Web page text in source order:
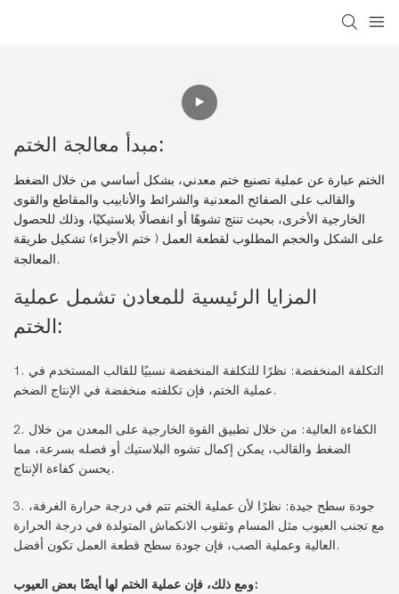
مبدأ معالجة الختم:
الختم عبارة عن عملية تصنيع ختم معدني، بشكل أساسي من خلال الضغط
والقالب على الصفائح المعدنية والشرائط والأنابيب والمقاطع والقوى
الخارجية الأخرى، بحيث تنتج تشوهًا أو انفصالًا بلاستيكيًا، وذلك للحصول
على الشكل والحجم المطلوب لقطعة العمل ( ختم الأجزاء) تشكيل طريقة
المعالجة.
المزايا الرئيسية للمعادن تشمل عملية
الختم:
1. التكلفة المنخفضة: نظرًا للتكلفة المنخفضة نسبيًا للقالب المستخدم في
عملية الختم، فإن تكلفته منخفضة في الإنتاج الضخم.
2. الكفاءة العالية: من خلال تطبيق القوة الخارجية على المعدن من خلال
الضغط والقالب، يمكن إكمال تشوه البلاستيك أو فصله بسرعة، مما
يحسن كفاءة الإنتاج.
3. جودة سطح جيدة: نظرًا لأن عملية الختم تتم في درجة حرارة الغرفة،
مع تجنب العيوب مثل المسام وثقوب الانكماش المتولدة في درجة الحرارة
العالية وعملية الصب، فإن جودة سطح قطعة العمل تكون أفضل.
ومع ذلك، فإن عملية الختم لها أيضًا بعض العيوب: